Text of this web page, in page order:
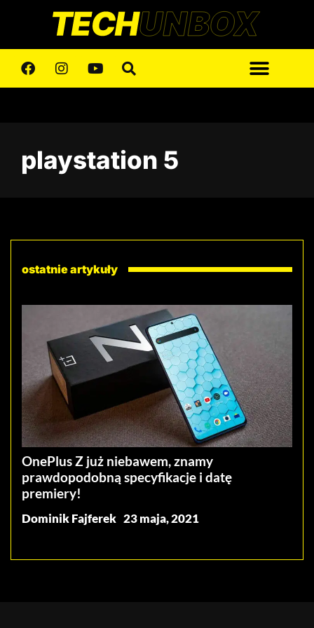
playstation 5
ostatnie artykuły
OnePlus Z już niebawem, znamy
prawdopodobną specyfikacje i datę
premiery!
Dominik Fajferek 23 maja, 2021